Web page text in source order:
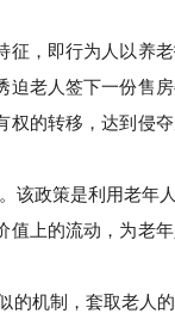
征，即行为人以养
老人签下一份售
的转移，达到侵
该政策是利用老
上的流动，为老
的机制，套取老人